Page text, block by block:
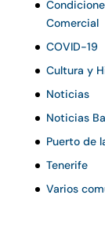
Comercial
COVID-19
Cultura y
Noticias
Noticias
Puerto de
Tenerife
Varios